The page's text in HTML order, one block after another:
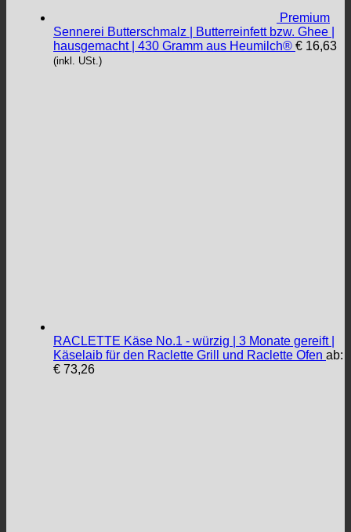
Premium
Sennerei Butterschmalz | Butterreinfett bzw. Ghee |
hausgemacht | 430 Gramm aus Heumilch® € 16,63
(inkl. USt.)
RACLETTE Käse No.1 - würzig | 3 Monate gereift |
Käselaib für den Raclette Grill und Raclette Ofen ab:
€ 73,26